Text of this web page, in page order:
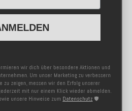
wir dich über besondere Aktionen und
Um unser Marketing zu verbessern
zu zeigen, messen wir den Erfolg unserer
mit nur einem Klick wieder abmelden.
unsere Hinweise zum Datenschutz 🛡️